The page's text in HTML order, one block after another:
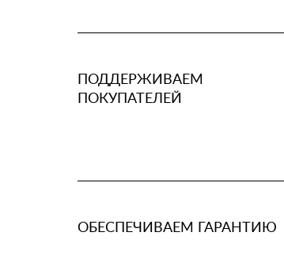
ПОДДЕРЖИВАЕМ
ПОКУПАТЕЛЕЙ
ОБЕСПЕЧИВАЕМ ГАРАНТИЮ